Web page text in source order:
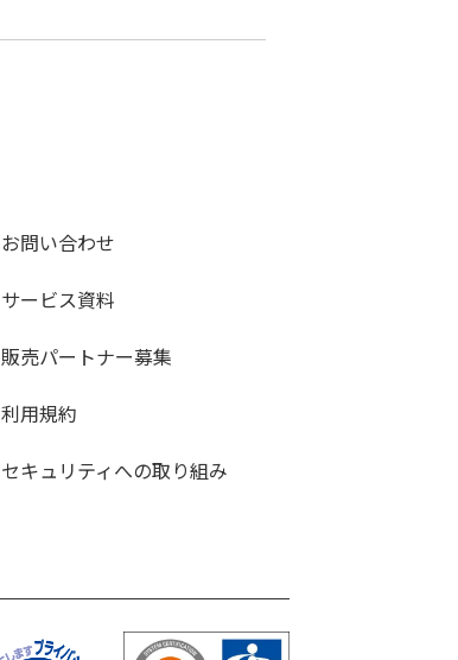
お問い合わせ
サービス資料
販売パートナー募集
利用規約
セキュリティへの取り組み